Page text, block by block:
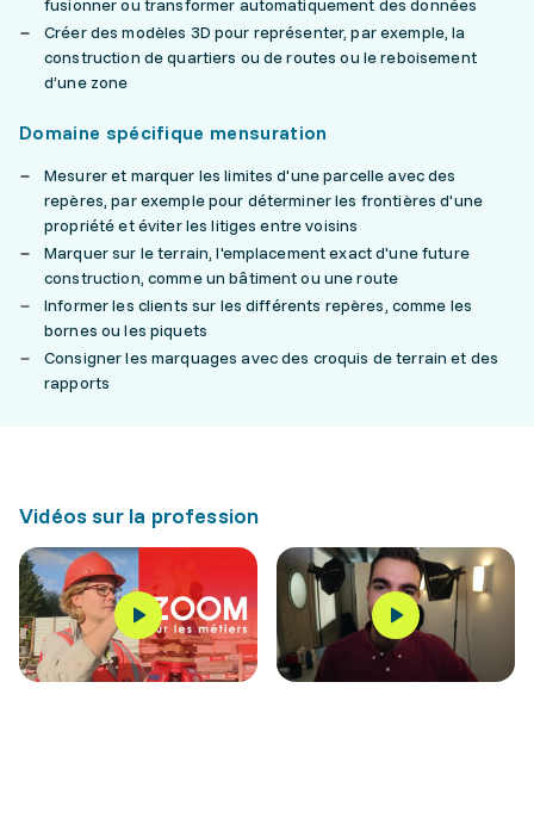
fusionner ou transformer automatiquement des données
Créer des modèles 3D pour représenter, par exemple, la
construction de quartiers ou de routes ou le reboisement
d’une zone
Domaine spécifique mensuration
Mesurer et marquer les limites d'une parcelle avec des
repères, par exemple pour déterminer les frontières d'une
propriété et éviter les litiges entre voisins
Marquer sur le terrain, l'emplacement exact d'une future
construction, comme un bâtiment ou une route
Informer les clients sur les différents repères, comme les
bornes ou les piquets
Consigner les marquages avec des croquis de terrain et des
rapports
Vidéos sur la profession